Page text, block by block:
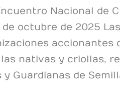
Nacional de
de octubre de 2025
accionantes
nativas y criollas,
y Guardianas de